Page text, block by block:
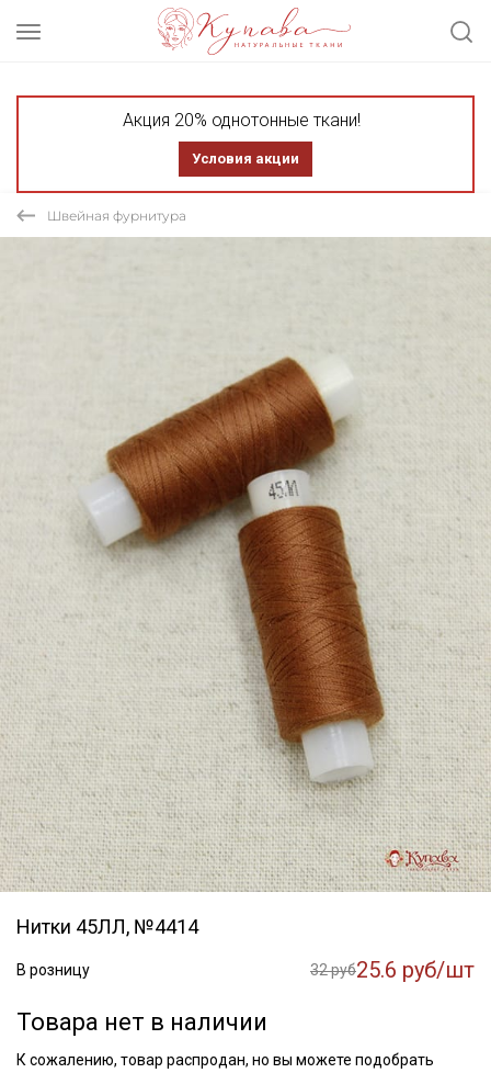
Акция 20% однотонные ткани!
Условия акции
Швейная фурнитура
Нитки 45ЛЛ, №4414
В розницу 32 руб25.6 руб/шт
Товара нет в наличии
К сожалению, товар распродан, но вы можете подобрать